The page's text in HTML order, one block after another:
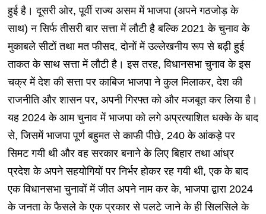
हुई है। दूसरी ओर, पूर्वी राज्य असम में भाजपा (अपने गठजोड़ के
साथ) न सिर्फ तीसरी बार सत्ता में लौटी है बल्कि 2021 के चुनाव के
मुकाबले सीटों तथा मत फीसद, दोनों में उल्लेखनीय रूप से बढ़ी हुई
ताकत के साथ सत्ता में लौटी है। इस तरह, विधानसभा चुनाव के इस
चक्र में देश की सत्ता पर काबिज भाजपा ने कुल मिलाकर, देश की
राजनीति और शासन पर, अपनी गिरफ्त को और मजबूत कर लिया है।
यह 2024 के आम चुनाव में भाजपा को लगे अप्रत्याशित धक्के के बाद
से, जिसमें भाजपा पूर्ण बहुमत से काफी पीछे, 240 के आंकड़े पर
सिमट गयी थी और वह सरकार बनाने के लिए बिहार तथा आंध्र
प्रदेश के अपने सहयोगियों पर निर्भर होकर रह गयी थी, एक के बाद
एक विधानसभा चुनावों में जीत अपने नाम कर के, भाजपा द्वारा 2024
के जनता के फैसले के एक प्रकार से पलटे जाने के ही सिलसिले के